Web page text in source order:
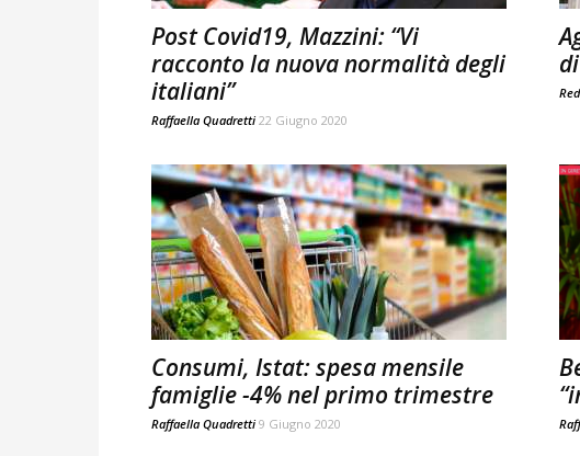
Post Covid19, Mazzini: “Vi
racconto la nuova normalità degli
italiani”
Raffaella Quadretti 22 Giugno 2020
Consumi, Istat: spesa mensile
famiglie -4% nel primo trimestre
Raffaella Quadretti 9 Giugno 2020